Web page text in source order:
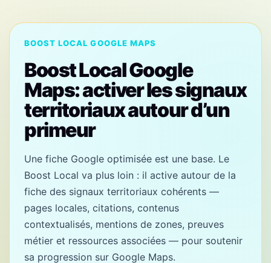
BOOST LOCAL GOOGLE MAPS
Boost Local Google
Maps: activer les signaux
territoriaux autour d’un
primeur
Une fiche Google optimisée est une base. Le
Boost Local va plus loin : il active autour de la
fiche des signaux territoriaux cohérents —
pages locales, citations, contenus
contextualisés, mentions de zones, preuves
métier et ressources associées — pour soutenir
sa progression sur Google Maps.